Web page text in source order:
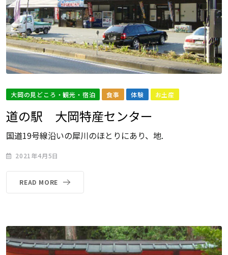
大岡の見どころ・観光・宿泊 食事 体験 お土産
道の駅 大岡特産センター
国道19号線沿いの犀川のほとりにあり、地.
2021年4月5日
READ MORE